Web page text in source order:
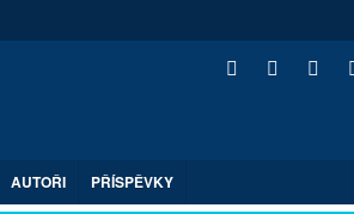
AUTOŘI PŘÍSPĚVKY